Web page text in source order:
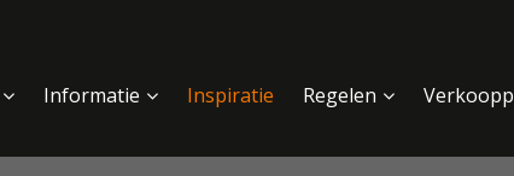
Informatie Inspiratie Regelen